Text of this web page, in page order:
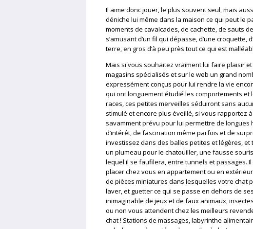
Il aime donc jouer, le plus souvent seul, mais
déniche lui même dans la maison ce qui peut le
moments de cavalcades, de cachette, de sauts
s’amusant d’un fil qui dépasse, d’une croquette,
terre, en gros d’à peu près tout ce qui est
Mais si vous souhaitez vraiment lui faire plaisir
magasins spécialisés et sur le web un grand
expressément conçus pour lui rendre la vie
qui ont longuement étudié les comportements
races, ces petites merveilles séduiront sans
stimulé et encore plus éveillé, si vous rapportez
savamment prévu pour lui permettre de
d’intérêt, de fascination même parfois et de
investissez dans des balles petites et légères, et
un plumeau pour le chatouiller, une fausse
lequel il se faufilera, entre tunnels et passages.
placer chez vous en appartement ou en
de pièces miniatures dans lesquelles votre chat
laver, et guetter ce qui se passe en dehors de
inimaginable de jeux et de faux animaux,
ou non vous attendent chez les meilleurs
chat ! Stations de massages, labyrinthe